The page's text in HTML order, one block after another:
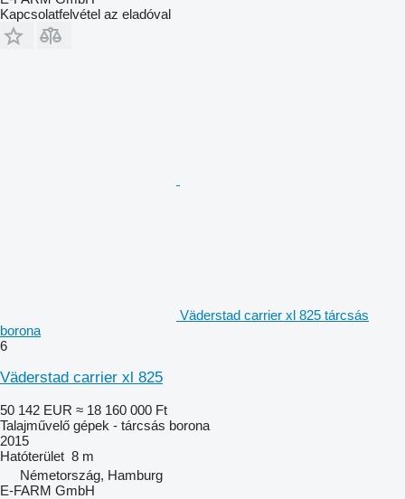
Kapcsolatfelvétel az eladóval
Väderstad carrier xl 825 tárcsás
borona
6
Väderstad carrier xl 825
50 142 EUR ≈ 18 160 000 Ft
Talajművelő gépek - tárcsás borona
2015
Hatóterület 8 m
Németország, Hamburg
E-FARM GmbH